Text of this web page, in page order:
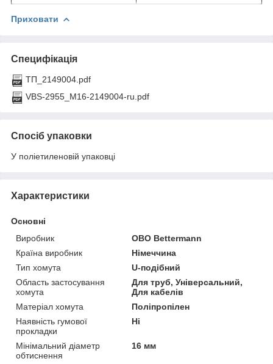
Приховати
Специфікація
ТП_2149004.pdf
VBS-2955_M16-2149004-ru.pdf
Спосіб упаковки
У поліетиленовій упаковці
Характеристики
Основні
Виробник
OBO Bettermann
Країна виробник
Німеччина
Тип хомута
U-подібний
Область застосування
хомута
Для труб, Універсальний,
Для кабелів
Матеріал хомута
Поліпропілен
Наявність гумової
прокладки
Ні
Мінімальний діаметр
обтиснення
16 мм